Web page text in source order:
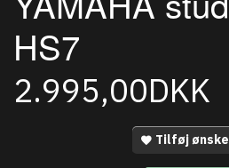
HS7
2.995,00DKK
Tilføj